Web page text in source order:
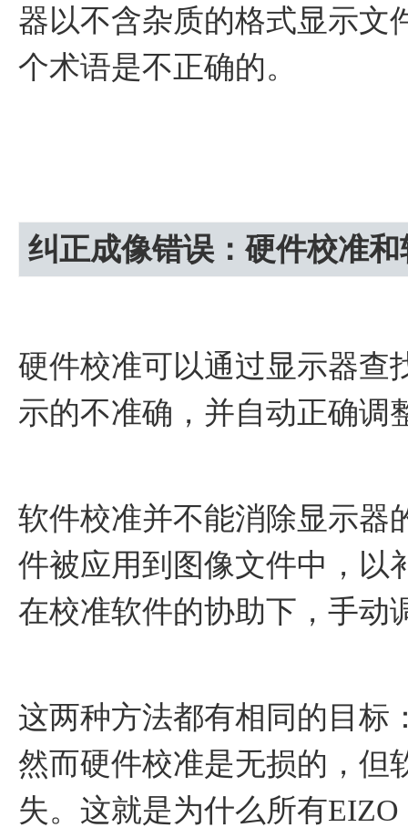
器以不含杂质的格式显示文
个术语是不正确的。
纠正成像错误：硬件校准
硬件校准可以通过显示器查
示的不准确，并自动正确调
软件校准并不能消除显示器
件被应用到图像文件中，以
在校准软件的协助下，手动
这两种方法都有相同的目标
然而硬件校准是无损的，但
失。这就是为什么所有